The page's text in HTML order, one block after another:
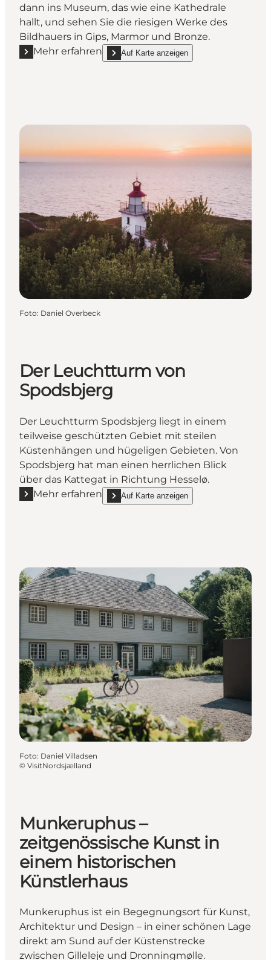
dann ins Museum, das wie eine Kathedrale
hallt, und sehen Sie die riesigen Werke des
Bildhauers in Gips, Marmor und Bronze.
Mehr erfahren
Mehr erfahren "Rudolph Tegner´s Museum &
Auf Karte anzeigen
show Rudolph Tegner´s Museum &
Foto: Daniel Overbeck
Der Leuchtturm von
Spodsbjerg
Der Leuchtturm Spodsbjerg liegt in einem
teilweise geschützten Gebiet mit steilen
Küstenhängen und hügeligen Gebieten. Von
Spodsbjerg hat man einen herrlichen Blick
über das Kattegat in Richtung Hesselø.
Mehr erfahren
Mehr erfahren "Der Leuchtturm von Spodsbjerg"
Auf Karte anzeigen
show Der Leuchtturm von Spodsbjerg on_map
Foto: Daniel Villadsen
© VisitNordsjælland
Munkeruphus –
zeitgenössische Kunst in
einem historischen
Künstlerhaus
Munkeruphus ist ein Begegnungsort für Kunst,
Architektur und Design – in einer schönen Lage
direkt am Sund auf der Küstenstrecke
zwischen Gilleleje und Dronningmølle.